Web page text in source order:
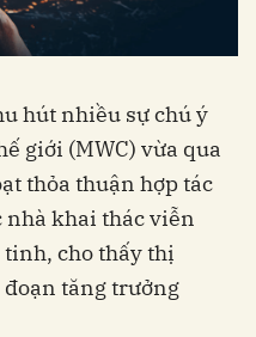
hút nhiều sự chú ý
giới (MWC) vừa qua
thỏa thuận hợp tác
nhà khai thác viễn
cho thấy thị
tăng trưởng